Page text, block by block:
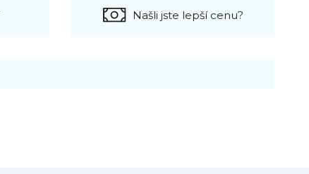
Našli jste lepší cenu?